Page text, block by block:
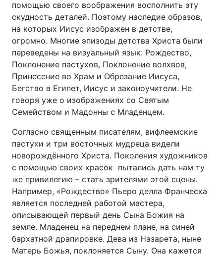
Зброя Інциденти
Здоров'я Туризм
Цікавинки Погода
Відео з Youtube
Інтерв'ю Думки
Архів Вакансії
Контакти
ПОСЛУГИ
Реклама на сайті Фотобанк
Моніторинг Пресцентр
помощью своего воображения восполнить эту
скудность деталей. Поэтому наследие образов,
на которых Иисус изображен в детстве,
огромно. Многие эпизоды детства Христа были
переведены на визуальный язык: Рождество,
Поклонение пастухов, Поклонение волхвов,
Принесение во Храм и Обрезание Иисуса,
Бегство в Египет, Иисус и законоучители. Не
говоря уже о изображениях со Святым
Семейством и Мадонны с Младенцем.
Согласно священным писателям, вифлеемские
пастухи и три восточных мудреца видели
новорождённого Христа. Поколения художников
с помощью своих красок пытались дать нам ту
же привилегию – стать зрителями этой сцены.
Например, «Рождество» Пьеро делла Франческа
является последней работой мастера,
описывающей первый день Сына Божия на
земле. Младенец на переднем плане, на синей
бархатной драпировке. Дева из Назарета, ныне
Матерь Божья, поклоняется Сыну. Она кажется